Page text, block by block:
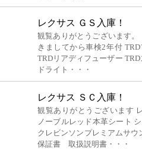
レクサス ＧＳ入庫！
観覧ありがとうございます。
きましてから車検2年付
TRDリアディフューザー
ドライト・・・
レクサス ＳＣ入庫！
観覧ありがとうございます
ノーブルレッド本革シート
クレビンソンプレミアムサ
保証書 取扱説明書・・・